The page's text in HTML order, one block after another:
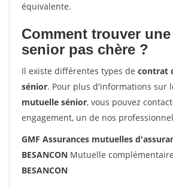
équivalente.
Comment trouver
senior pas chère ?
Il existe différentes types de contrat
sénior. Pour plus d'informations sur
mutuelle sénior, vous pouvez
engagement, un de nos
GMF Assurances mutuelles
BESANCON Mutuelle
BESANCON